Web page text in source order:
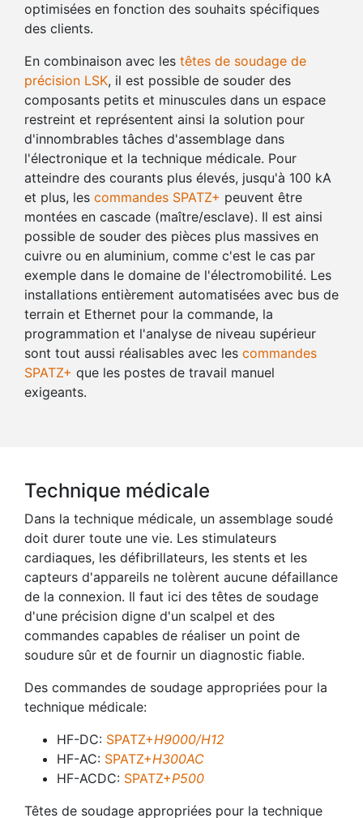
optimisées en fonction des souhaits spécifiques
des clients.
En combinaison avec les têtes de soudage de
précision LSK, il est possible de souder des
composants petits et minuscules dans un espace
restreint et représentent ainsi la solution pour
d'innombrables tâches d'assemblage dans
l'électronique et la technique médicale. Pour
atteindre des courants plus élevés, jusqu'à 100 kA
et plus, les commandes SPATZ+ peuvent être
montées en cascade (maître/esclave). Il est ainsi
possible de souder des pièces plus massives en
cuivre ou en aluminium, comme c'est le cas par
exemple dans le domaine de l'électromobilité. Les
installations entièrement automatisées avec bus de
terrain et Ethernet pour la commande, la
programmation et l'analyse de niveau supérieur
sont tout aussi réalisables avec les commandes
SPATZ+ que les postes de travail manuel
exigeants.
Technique médicale
Dans la technique médicale, un assemblage soudé
doit durer toute une vie. Les stimulateurs
cardiaques, les défibrillateurs, les stents et les
capteurs d'appareils ne tolèrent aucune défaillance
de la connexion. Il faut ici des têtes de soudage
d'une précision digne d'un scalpel et des
commandes capables de réaliser un point de
soudure sûr et de fournir un diagnostic fiable.
Des commandes de soudage appropriées pour la
technique médicale:
HF-DC: SPATZ+H9000/H12
HF-AC: SPATZ+H300AC
HF-ACDC: SPATZ+P500
Têtes de soudage appropriées pour la technique